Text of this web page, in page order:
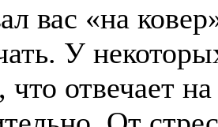
вас «на
У
что отвечает